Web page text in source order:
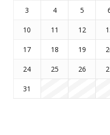
3 4 5
10 11 12
17 18 19
24 25 26
31